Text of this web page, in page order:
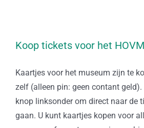
Koop tickets voor het HOVM
Kaartjes voor het museum zijn te
zelf (alleen pin: geen contant
knop linksonder om direct naar de
gaan. U kunt kaartjes kopen voor